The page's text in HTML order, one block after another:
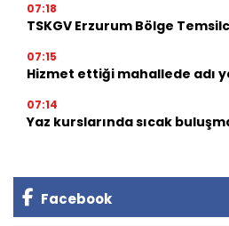
07:18
TSKGV Erzurum Bölge
07:15
Hizmet ettiği mahallede adı
07:14
Yaz kurslarında sıcak
Facebook